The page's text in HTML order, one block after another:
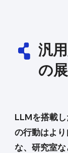
汎
の
LLMを搭載
の行動はよ
な、研究室